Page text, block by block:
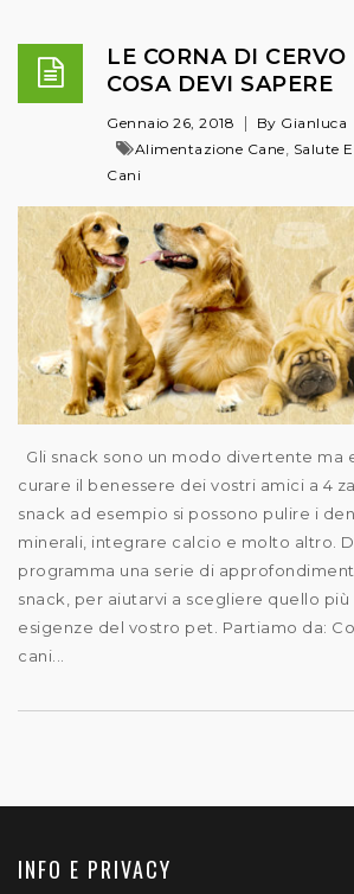
LE CORNA DI CERVO
COSA DEVI SAPERE
Gennaio 26, 2018
By Gianluca
Alimentazione Cane Salute
Cani
Gli snack sono un modo divertente ma
curare il benessere dei vostri amici a 4
snack ad esempio si possono pulire i
minerali, integrare calcio e molto altro.
programma una serie di
snack, per aiutarvi a scegliere quello
esigenze del vostro pet. Partiamo da:
cani...
INFO E PRIVACY